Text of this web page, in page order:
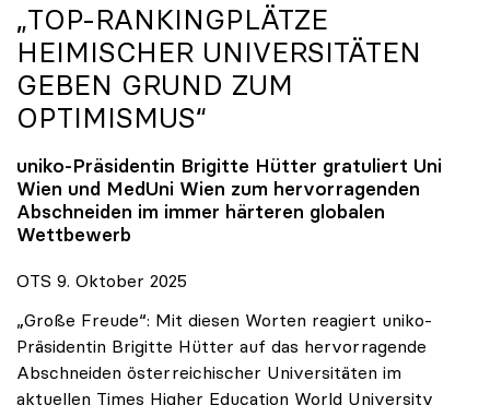
„TOP-RANKINGPLÄTZE
HEIMISCHER UNIVERSITÄTEN
GEBEN GRUND ZUM
OPTIMISMUS“
uniko-Präsidentin Brigitte Hütter gratuliert Uni
Wien und MedUni Wien zum hervorragenden
Abschneiden im immer härteren globalen
Wettbewerb
OTS 9. Oktober 2025
„Große Freude“: Mit diesen Worten reagiert uniko-
Präsidentin Brigitte Hütter auf das hervorragende
Abschneiden österreichischer Universitäten im
aktuellen Times Higher Education World University